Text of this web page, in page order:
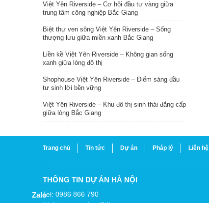
Việt Yên Riverside – Cơ hội đầu tư vàng giữa
trung tâm công nghiệp Bắc Giang
Biệt thự ven sông Việt Yên Riverside – Sống
thượng lưu giữa miền xanh Bắc Giang
Liền kề Việt Yên Riverside – Không gian sống
xanh giữa lòng đô thị
Shophouse Việt Yên Riverside – Điểm sáng đầu
tư sinh lời bền vững
Việt Yên Riverside – Khu đô thị sinh thái đẳng cấp
giữa lòng Bắc Giang
Trang chủ Tin tức Dự án Pháp lý Liên hệ
THÔNG TIN DỰ ÁN HÀ NỘI
Tel: 0986 866 790
Zalo